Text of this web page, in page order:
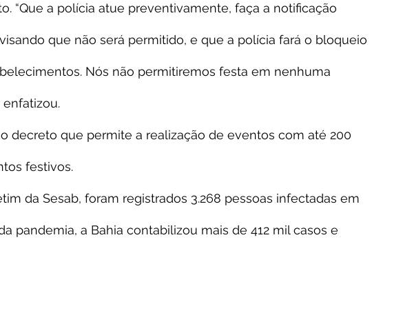
“Que a polícia atue preventivamente, faça a notificação
que não será permitido, e que a polícia fará o bloqueio
Nós não permitiremos festa em nenhuma
enfatizou.
decreto que permite a realização de eventos com até 200
festivos.
da Sesab, foram registrados 3.268 pessoas infectadas em
pandemia, a Bahia contabilizou mais de 412 mil casos e